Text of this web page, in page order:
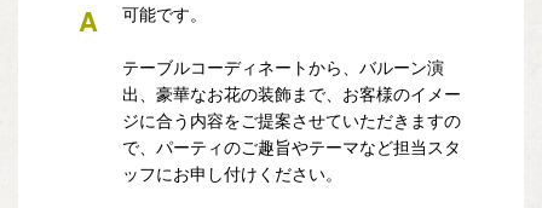
A 可能です。
テーブルコーディネートから、バルーン演
出、豪華なお花の装飾まで、お客様のイメー
ジに合う内容をご提案させていただきますの
で、パーティのご趣旨やテーマなど担当スタ
ッフにお申し付けください。